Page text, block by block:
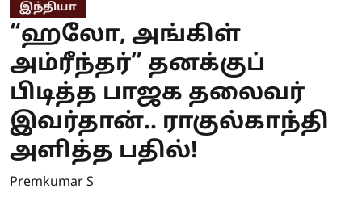
இந்தியா
“ஹலோ, அங்கிள்
அம்ரீந்தர்” தனக்குப்
பிடித்த பாஜக தலைவர்
இவர்தான்.. ராகுல்காந்தி
அளித்த பதில்!
Premkumar S